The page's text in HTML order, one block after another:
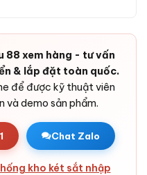
bao giờ bị nhốt do hết pin.
cánh - tăng độ kín, chống
dày dặn + lõi bê-tông -
dụng.
hiện đại, sơn tinh tế - đặt
ngủ, văn phòng, khách
88 xem hàng - tư vấn
& lắp đặt toàn quốc.
để được kỹ thuật viên
và demo sản phẩm.
Chat Zalo
kho két sắt nhập